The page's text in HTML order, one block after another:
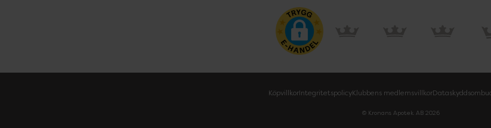
KöpvillkorIntegritetspolicyKlubbens medlemsvillkor
© Kronans Apotek AB 2026